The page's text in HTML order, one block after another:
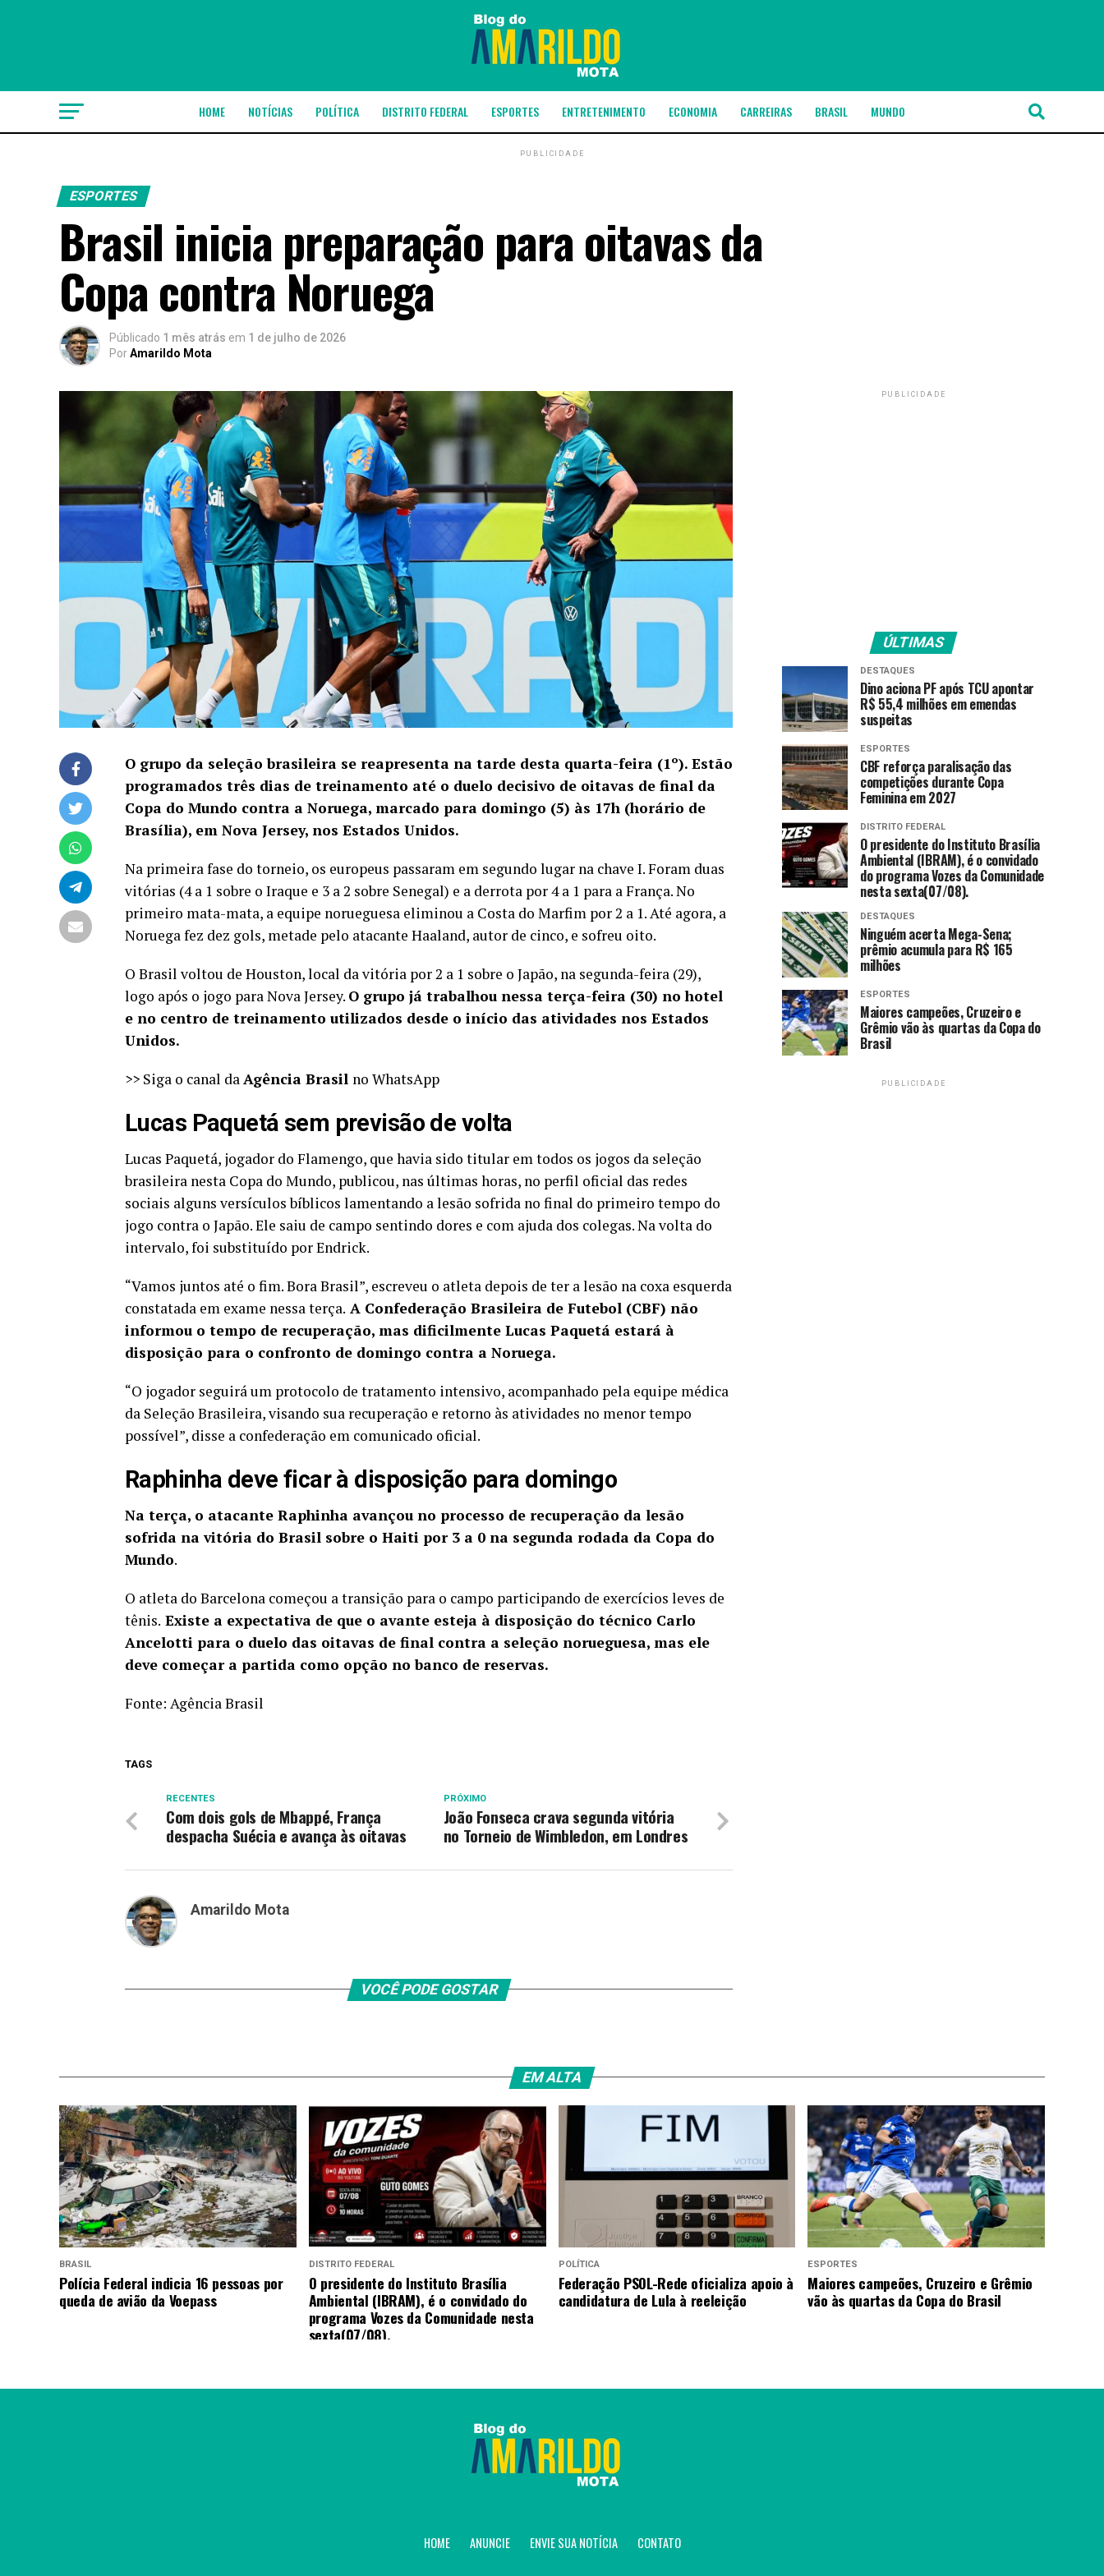
HOME NOTÍCIAS POLÍTICA DISTRITO FEDERAL ESPORTES ENTRETENIMENTO ECONOMIA CARREIRAS BRASIL MUNDO
PUBLICIDADE
ESPORTES
Brasil inicia preparação para oitavas da
Copa contra Noruega
Públicado 1 mês atrás em 1 de julho de 2026
PorAmarildo Mota
O grupo da seleção brasileira se reapresenta na tarde desta quarta-feira (1º). Estão
programados três dias de treinamento até o duelo decisivo de oitavas de final da
Copa do Mundo contra a Noruega, marcado para domingo (5) às 17h (horário de
Brasília), em Nova Jersey, nos Estados Unidos.
Na primeira fase do torneio, os europeus passaram em segundo lugar na chave I. Foram duas
vitórias (4 a 1 sobre o Iraque e 3 a 2 sobre Senegal) e a derrota por 4 a 1 para a França. No
primeiro mata-mata, a equipe norueguesa eliminou a Costa do Marfim por 2 a 1. Até agora, a
Noruega fez dez gols, metade pelo atacante Haaland, autor de cinco, e sofreu oito.
O Brasil voltou de Houston, local davitória por 2 a 1 sobre o Japão, na segunda-feira (29),
logo após o jogo para Nova Jersey. O grupo já trabalhou nessa terça-feira (30) no hotel
e no centro de treinamento utilizados desde o início das atividades nos Estados
Unidos.
>> Siga o canal daAgência Brasil no WhatsApp
Lucas Paquetá sem previsão de volta
Lucas Paquetá, jogador do Flamengo, que havia sido titular em todos os jogos da seleção
brasileira nesta Copa do Mundo, publicou, nas últimas horas, no perfil oficial das redes
sociais alguns versículos bíblicos lamentando a lesão sofrida no final do primeiro tempo do
jogo contra o Japão. Ele saiu de campo sentindo dores e com ajuda dos colegas. Na volta do
intervalo, foi substituído por Endrick.
“Vamos juntos até o fim. Bora Brasil”, escreveu o atleta depois de ter a lesão na coxa esquerda
constatada em exame nessa terça. A Confederação Brasileira de Futebol (CBF) não
informou o tempo de recuperação, mas dificilmente Lucas Paquetá estará à
disposição para o confronto de domingo contra a Noruega.
“O jogador seguirá um protocolo de tratamento intensivo, acompanhado pela equipe médica
da Seleção Brasileira, visando sua recuperação e retorno às atividades no menor tempo
possível”, disse a confederação em comunicado oficial.
Raphinha deve ficar à disposição para domingo
Na terça, o atacante Raphinha avançou no processo de recuperação da lesão
sofrida na vitória do Brasil sobre o Haiti por 3 a 0 na segunda rodada da Copa do
Mundo.
O atleta do Barcelona começou a transição para o campo participando de exercícios leves de
tênis. Existe a expectativa de que o avante esteja à disposição do técnico Carlo
Ancelotti para o duelo das oitavas de final contra a seleção norueguesa, mas ele
deve começar a partida como opção no banco de reservas.
Fonte: Agência Brasil
TAGS
PRÓXIMO
João Fonseca crava segunda vitória
no Torneio de Wimbledon, em Londres
RECENTES
Com dois gols de Mbappé, França
despacha Suécia e avança às oitavas
Amarildo Mota
VOCÊ PODE GOSTAR
PUBLICIDADE
ÚLTIMAS
DESTAQUES
Dino aciona PF após TCU apontar
R$ 55,4 milhões em emendas
suspeitas
ESPORTES
CBF reforça paralisação das
competições durante Copa
Feminina em 2027
DISTRITO FEDERAL
O presidente do Instituto Brasília
Ambiental (IBRAM), é o convidado
do programa Vozes da Comunidade
nesta sexta(07/08).
DESTAQUES
Ninguém acerta Mega-Sena;
prêmio acumula para R$ 165
milhões
ESPORTES
Maiores campeões, Cruzeiro e
Grêmio vão às quartas da Copa do
Brasil
PUBLICIDADE
EM ALTA
BRASIL
Polícia Federal indicia 16 pessoas por
queda de avião da Voepass
DISTRITO FEDERAL
O presidente do Instituto Brasília
Ambiental (IBRAM), é o convidado do
programa Vozes da Comunidade nesta
sexta(07/08).
POLÍTICA
Federação PSOL-Rede oficializa apoio à
candidatura de Lula à reeleição
ESPORTES
Maiores campeões, Cruzeiro e Grêmio
vão às quartas da Copa do Brasil
HOME ANUNCIE ENVIE SUA NOTÍCIA CONTATO